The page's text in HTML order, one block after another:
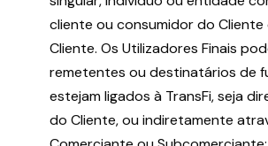
cliente ou consumidor do
Cliente. Os Utilizadores Finais
remetentes ou destinatários de
estejam ligados à TransFi, seja
do Cliente, ou indiretamente